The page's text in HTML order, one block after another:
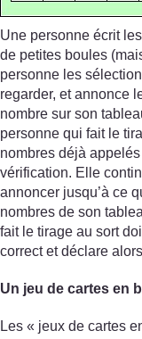
Une personne écrit
de petites boules
personne les
regarder, et annonce
nombre sur son
personne qui fait le
nombres déjà
vérification. Elle
annoncer jusqu’à ce
nombres de son
fait le tirage au sort
correct et déclare
Un jeu de cartes en
Les « jeux de cartes